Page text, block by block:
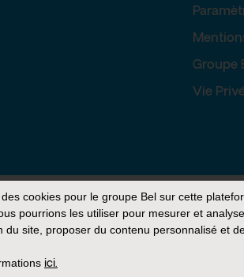
Groupe
Vie
cookies pour le groupe Bel sur cette
pourrions les utiliser pour mesurer et
du site, proposer du contenu personnalisé et
ici.